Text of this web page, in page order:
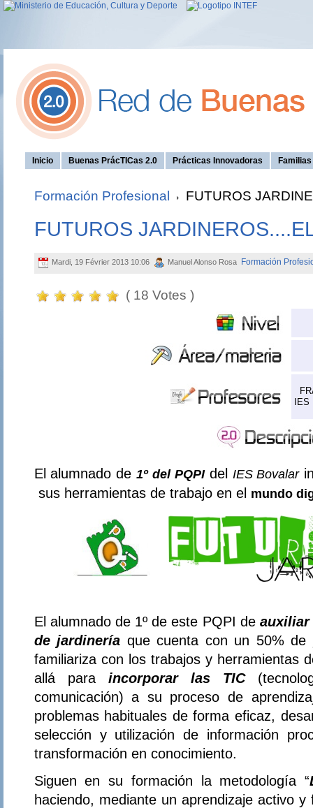
Inicio Buenas PrácTICas 2.0 Prácticas Innovadoras
Formación Profesional FUTUROS
FUTUROS
Mardi, 19 Février 2013 10:06 Manuel Alonso Rosa Formación
( 18 Votes )
El alumnado de1º del PQPIdel IES Bovalar
sus herramientas de trabajo en el mundo
El alumnado de 1º de este PQPI de auxiliar
de jardinería que cuenta con un 50% de
familiariza con los trabajos y herramientas
allá para incorporar las TIC
comunicación) a su proceso de
problemas habituales de forma eficaz,
selección y utilización de información
transformación en conocimiento.
Siguen en su formación la metodología “
haciendo, mediante un aprendizaje activo